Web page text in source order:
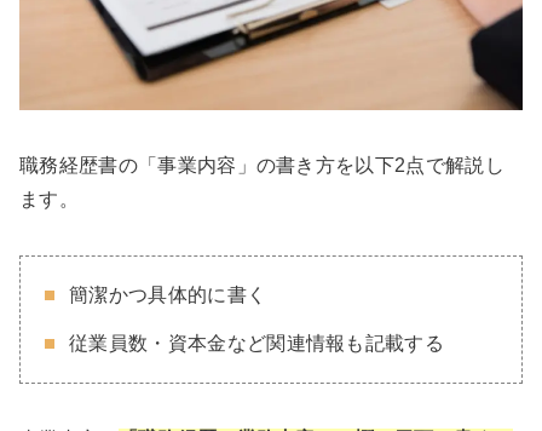
職務経歴書の「事業内容」の書き方を以下2点で解説し
ます。
簡潔かつ具体的に書く
従業員数・資本金など関連情報も記載する